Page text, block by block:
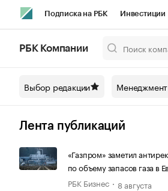
Подписка на РБК Инвестиции
Спецпроекты СПб
Технологии и медиа
РБК Компании
Выбор редакции Менеджмент
Лента публикаций
«Газпром» заметил
по объему запасов газа в
РБК Бизнес
8 августа